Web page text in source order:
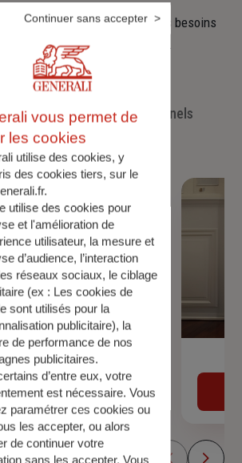
et flexibles pour sécuriser vos besoins
et anticiper ceux de demain.
Pour les professionnels
de prêt immobilier
Découvrir
vous permet de
les cookies
utilise des cookies, y
des cookies tiers, sur le
utilise des cookies pour
et l'amélioration de
utilisateur, la mesure et
d’audience, l’interaction
réseaux sociaux, le ciblage
(ex : Les cookies de
sont utilisés pour la
publicitaire), la
de performance de nos
publicitaires.
d’entre eux, votre
est nécessaire. Vous
paramétrer ces cookies ou
les accepter, ou alors
de continuer votre
sans les accepter. Vous
Continuer sans accepter